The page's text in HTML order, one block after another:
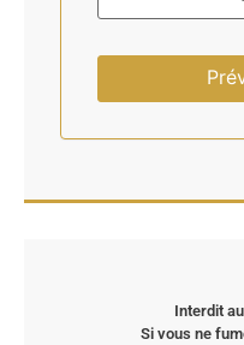
Interdit
Si vous ne